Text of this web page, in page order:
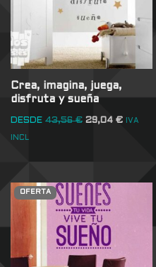
Crea, imagina, juega,
disfruta y sueña
DESDE 43,56€ 29,04 € IVA
INCL
OFERTA